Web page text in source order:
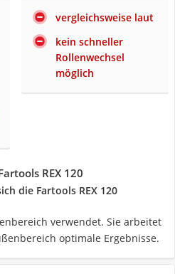
vergleichsweise laut
kein schneller
Rollenwechsel
möglich
REX 120
die Fartools REX 120
verwendet. Sie arbeitet
optimale Ergebnisse.